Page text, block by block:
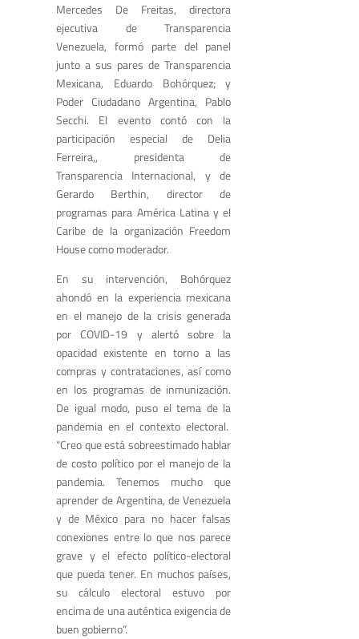
Mercedes De Freitas, directora
ejecutiva de Transparencia
Venezuela, formó parte del panel
junto a sus pares de Transparencia
Mexicana, Eduardo Bohórquez; y
Poder Ciudadano Argentina, Pablo
Secchi. El evento contó con la
participación especial de Delia
Ferreira,, presidenta de
Transparencia Internacional, y de
Gerardo Berthin, director de
programas para América Latina y el
Caribe de la organización Freedom
House como moderador.
En su intervención, Bohórquez
ahondó en la experiencia mexicana
en el manejo de la crisis generada
por COVID-19 y alertó sobre la
opacidad existente en torno a las
compras y contrataciones, así como
en los programas de inmunización.
De igual modo, puso el tema de la
pandemia en el contexto electoral.
“Creo que está sobreestimado hablar
de costo político por el manejo de la
pandemia. Tenemos mucho que
aprender de Argentina, de Venezuela
y de México para no hacer falsas
conexiones entre lo que nos parece
grave y el efecto político-electoral
que pueda tener. En muchos países,
su cálculo electoral estuvo por
encima de una auténtica exigencia de
buen gobierno”.